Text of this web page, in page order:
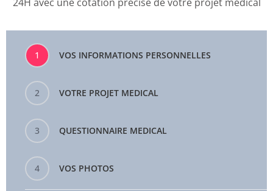
1 VOS INFORMATIONS PERSONNELLES
2 VOTRE PROJET MEDICAL
3 QUESTIONNAIRE MEDICAL
4 VOS PHOTOS